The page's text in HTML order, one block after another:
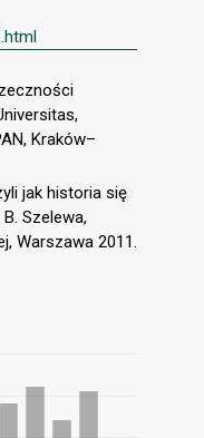
Kraków–
jak historia się
Szelewa,
Warszawa 2011.